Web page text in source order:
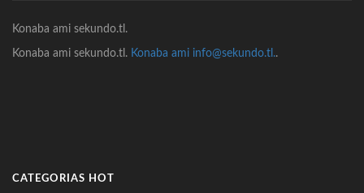
Konaba ami sekundo.tl.
Konaba ami sekundo.tl. Konaba ami info@sekundo.tl..
CATEGORIAS HOT